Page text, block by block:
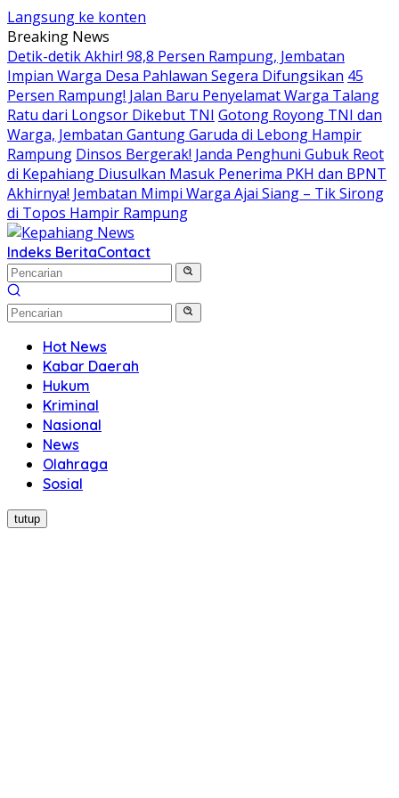
Langsung ke konten
Breaking News
Detik-detik Akhir! 98,8 Persen Rampung, Jembatan
Impian Warga Desa Pahlawan Segera Difungsikan 45
Persen Rampung! Jalan Baru Penyelamat Warga Talang
Ratu dari Longsor Dikebut TNI Gotong Royong TNI dan
Warga, Jembatan Gantung Garuda di Lebong Hampir
Rampung Dinsos Bergerak! Janda Penghuni Gubuk Reot
di Kepahiang Diusulkan Masuk Penerima PKH dan BPNT
Akhirnya! Jembatan Mimpi Warga Ajai Siang – Tik Sirong
di Topos Hampir Rampung
Indeks BeritaContact
Hot News
Kabar Daerah
Hukum
Kriminal
Nasional
News
Olahraga
Sosial
tutup